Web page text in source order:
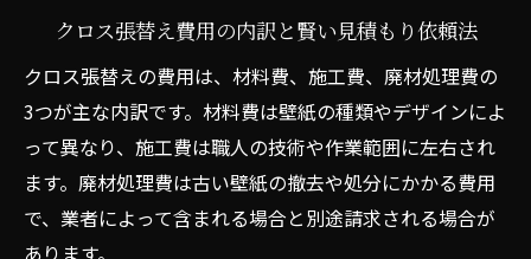
クロス張替え費用の内訳と賢い見積もり依頼法
クロス張替えの費用は、材料費、施工費、廃材処理費の
3つが主な内訳です。材料費は壁紙の種類やデザインによ
って異なり、施工費は職人の技術や作業範囲に左右され
ます。廃材処理費は古い壁紙の撤去や処分にかかる費用
で、業者によって含まれる場合と別途請求される場合が
あります。